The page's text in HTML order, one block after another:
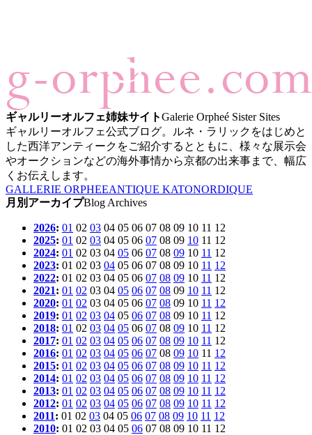
ギャルリーオルフェ姉妹サイトGalerie Orpheé Sister Sites
ギャルリーオルフェ公式ブログ。ルネ・ラリックをはじめと
した西洋アンティークをご紹介するとともに、様々な展示会
やオークションなどの海外事情から京都の出来事まで、幅広
くお伝えします。
GALLERIE ORPHEEANTIQUE KATONORDIQUE
月別アーカイプBlog Archives
2026: 01 02 03 04 05 06 07 08 09 10 11 12
2025: 01 02 03 04 05 06 07 08 09 10 11 12
2024: 01 02 03 04 05 06 07 08 09 10 11 12
2023: 01 02 03 04 05 06 07 08 09 10 11 12
2022: 01 02 03 04 05 06 07 08 09 10 11 12
2021: 01 02 03 04 05 06 07 08 09 10 11 12
2020: 01 02 03 04 05 06 07 08 09 10 11 12
2019: 01 02 03 04 05 06 07 08 09 10 11 12
2018: 01 02 03 04 05 06 07 08 09 10 11 12
2017: 01 02 03 04 05 06 07 08 09 10 11 12
2016: 01 02 03 04 05 06 07 08 09 10 11 12
2015: 01 02 03 04 05 06 07 08 09 10 11 12
2014: 01 02 03 04 05 06 07 08 09 10 11 12
2013: 01 02 03 04 05 06 07 08 09 10 11 12
2012: 01 02 03 04 05 06 07 08 09 10 11 12
2011: 01 02 03 04 05 06 07 08 09 10 11 12
2010: 01 02 03 04 05 06 07 08 09 10 11 12